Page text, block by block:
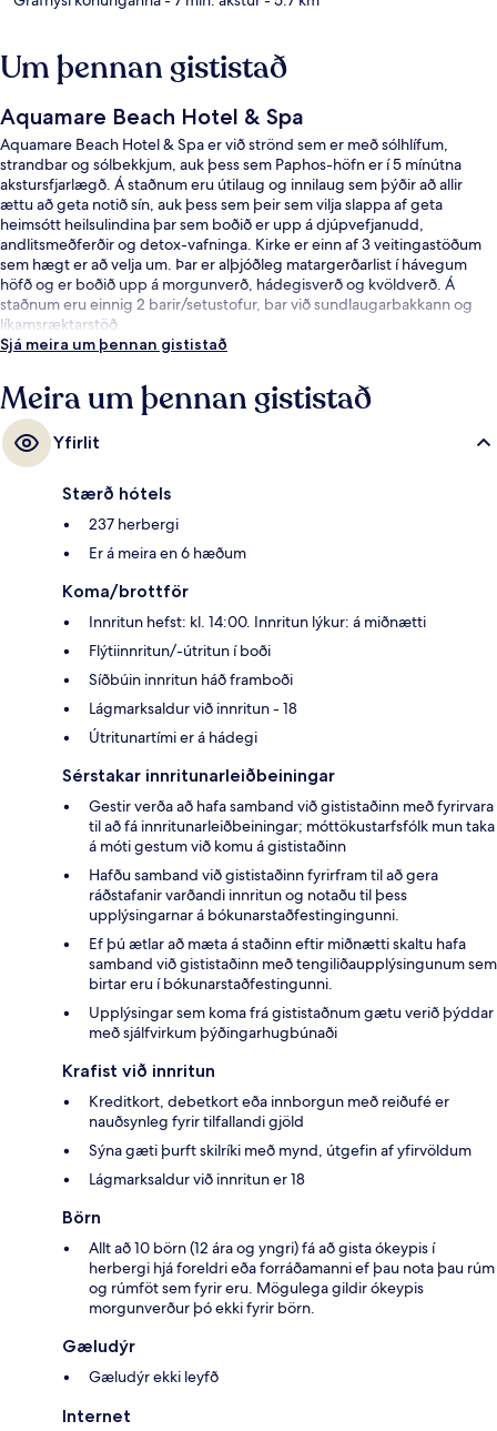
Um þennan gististað
Aquamare Beach Hotel & Spa
Aquamare Beach Hotel & Spa er við strönd sem er með sólhlífum,
strandbar og sólbekkjum, auk þess sem Paphos-höfn er í 5 mínútna
akstursfjarlægð. Á staðnum eru útilaug og innilaug sem þýðir að allir
ættu að geta notið sín, auk þess sem þeir sem vilja slappa af geta
heimsótt heilsulindina þar sem boðið er upp á djúpvefjanudd,
andlitsmeðferðir og detox-vafninga. Kirke er einn af 3 veitingastöðum
sem hægt er að velja um. Þar er alþjóðleg matargerðarlist í hávegum
höfð og er boðið upp á morgunverð, hádegisverð og kvöldverð. Á
staðnum eru einnig 2 barir/setustofur, bar við sundlaugarbakkann og
líkamsræktarstöð.
Sjá meira um þennan gististað
Meira um þennan gististað
Yfirlit
Stærð hótels
237 herbergi
Er á meira en 6 hæðum
Koma/brottför
Innritun hefst: kl. 14:00. Innritun lýkur: á miðnætti
Flýtiinnritun/-útritun í boði
Síðbúin innritun háð framboði
Lágmarksaldur við innritun - 18
Útritunartími er á hádegi
Sérstakar innritunarleiðbeiningar
Gestir verða að hafa samband við gististaðinn með fyrirvara
til að fá innritunarleiðbeiningar; móttökustarfsfólk mun taka
á móti gestum við komu á gististaðinn
Hafðu samband við gististaðinn fyrirfram til að gera
ráðstafanir varðandi innritun og notaðu til þess
upplýsingarnar á bókunarstaðfestingingunni.
Ef þú ætlar að mæta á staðinn eftir miðnætti skaltu hafa
samband við gististaðinn með tengiliðaupplýsingunum sem
birtar eru í bókunarstaðfestingunni.
Upplýsingar sem koma frá gististaðnum gætu verið þýddar
með sjálfvirkum þýðingarhugbúnaði
Krafist við innritun
Kreditkort, debetkort eða innborgun með reiðufé er
nauðsynleg fyrir tilfallandi gjöld
Sýna gæti þurft skilríki með mynd, útgefin af yfirvöldum
Lágmarksaldur við innritun er 18
Börn
Allt að 10 börn (12 ára og yngri) fá að gista ókeypis í
herbergi hjá foreldri eða forráðamanni ef þau nota þau rúm
og rúmföt sem fyrir eru. Mögulega gildir ókeypis
morgunverður þó ekki fyrir börn.
Gæludýr
Gæludýr ekki leyfð
Internet